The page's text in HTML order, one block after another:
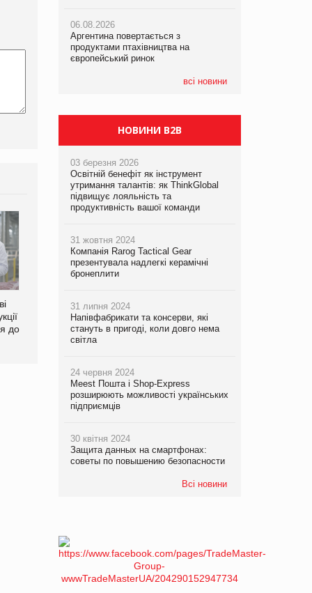
до
Аргентина повертається з
продуктами птахівництва
на європейський ринок
продовольство
06.08.2026
Аргентина повертається з
продуктами птахівництва на
європейський ринок
всі новини
05.08.2026
Смачне поповнення дитячого меню:
у VARUS з’явилися новинки від ТМ
ТОКЕРИ
хлібобулочні вироби на
PrivateLabel&FMCG Master 2026
06.08.2026
Аргентина повертається з
продуктами птахівництва на
європейський ринок
НОВИНИ B2B
03 березня 2026
Освітній бенефіт як інструмент
утримання талантів: як ThinkGlobal
підвищує лояльність та
продуктивність вашої команди
31 жовтня 2024
Компанія Rarog Tactical Gear
презентувала надлегкі керамічні
бронеплити
31 липня 2024
Напівфабрикати та консерви, які
стануть в пригоді, коли довго нема
світла
24 червня 2024
Meest Пошта і Shop-Express
розширюють можливості українських
підприємців
30 квітня 2024
Защита данных на смартфонах:
советы по повышению безопасности
Всі новини